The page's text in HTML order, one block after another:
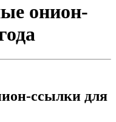
онион-
ссылки для